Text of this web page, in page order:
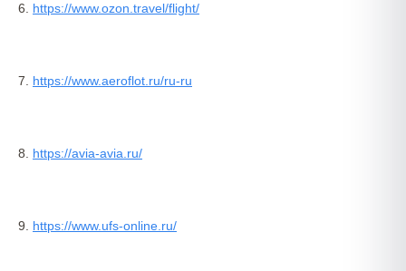
6. https://www.ozon.travel/flight/
7. https://www.aeroflot.ru/ru-ru
8. https://avia-avia.ru/
9. https://www.ufs-online.ru/